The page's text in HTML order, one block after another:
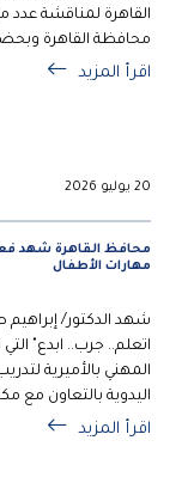
القاهرة لمناقشة عدد
محافظة القاهرة
اقرأ المزيد
20 يوليو 2026
محافظ القاهرة شهد
مهارات الأطفال
شهد الدكتور/ إبراهيم
اتعلم.. جرب.. ابدع"
اليدوية بالتعاون مع
اقرأ المزيد